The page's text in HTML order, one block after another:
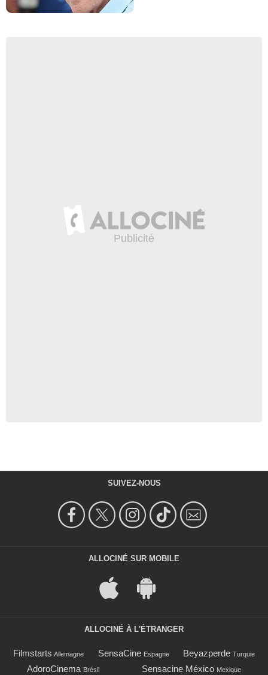
SUIVEZ-NOUS
ALLOCINÉ SUR MOBILE
ALLOCINÉ À L'ÉTRANGER
Filmstarts Allemagne SensaCine Espagne Beyazperde Turquie
AdoroCinema Brésil Sensacine México Mexique